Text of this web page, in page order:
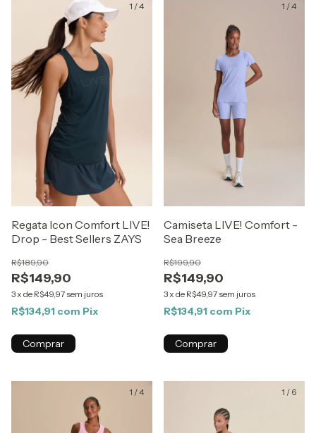
1 /4
Regata Icon Comfort LIVE!
Drop - Best Sellers ZAYS
R$149,90
R$189,90
3x de R$49,97 sem juros
R$134,91 com Pix
Comprar
1 /4
Camiseta LIVE! Comfort -
Sea Breeze
R$149,90
R$199,90
3x de R$49,97 sem juros
R$134,91 com Pix
Comprar
1 /4 1 / 6